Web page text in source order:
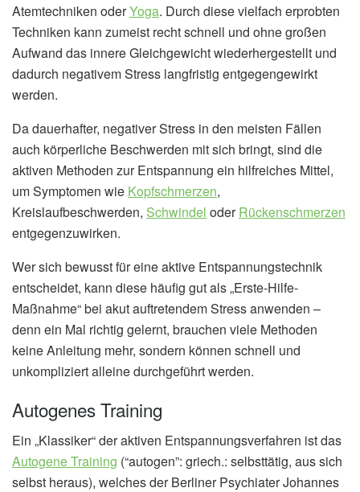
Atemtechniken oderYoga. Durch diese vielfach erprobten
Techniken kann zumeist recht schnell und ohne großen
Aufwand das innere Gleichgewicht wiederhergestellt und
dadurch negativem Stress langfristig entgegengewirkt
werden.
Da dauerhafter, negativer Stress in den meisten Fällen
auch körperliche Beschwerden mit sich bringt, sind die
aktiven Methoden zur Entspannung ein hilfreiches Mittel,
um Symptomen wie Kopfschmerzen,
Kreislaufbeschwerden, Schwindel oderRückenschmerzen
entgegenzuwirken.
Wer sich bewusst für eine aktive Entspannungstechnik
entscheidet, kann diese häufig gut als „Erste-Hilfe-
Maßnahme“ bei akut auftretendem Stress anwenden –
denn ein Mal richtig gelernt, brauchen viele Methoden
keine Anleitung mehr, sondern können schnell und
unkompliziert alleine durchgeführt werden.
Autogenes Training
Ein „Klassiker“ der aktiven Entspannungsverfahren ist das
Autogene Training (“autogen”: griech.: selbsttätig, aus sich
selbst heraus), welches der Berliner Psychiater Johannes